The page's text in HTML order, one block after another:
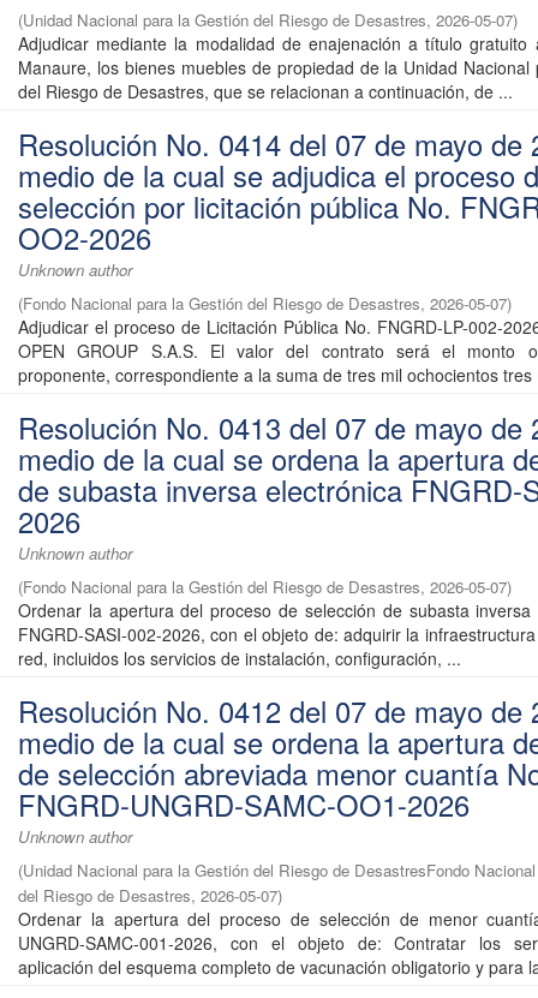
(Unidad Nacional para la Gestión del Riesgo de Desastres, 2026-05-07)
Adjudicar mediante la modalidad de enajenación a título gratuito
Manaure, los bienes muebles de propiedad de la Unidad Nacional
del Riesgo de Desastres, que se relacionan a continuación, de ...
Resolución No. 0414 del 07 de mayo de
medio de la cual se adjudica el proceso
selección por licitación pública No.
OO2-2026
Unknown author
(Fondo Nacional para la Gestión del Riesgo de Desastres, 2026-05-07)
Adjudicar el proceso de Licitación Pública No. FNGRD-LP-002-
OPEN GROUP S.A.S. El valor del contrato será el monto
proponente, correspondiente a la suma de tres mil ochocientos tres
Resolución No. 0413 del 07 de mayo de
medio de la cual se ordena la apertura
de subasta inversa electrónica FNGRD-
2026
Unknown author
(Fondo Nacional para la Gestión del Riesgo de Desastres, 2026-05-07)
Ordenar la apertura del proceso de selección de subasta inversa
FNGRD-SASI-002-2026, con el objeto de: adquirir la
red, incluidos los servicios de instalación, configuración, ...
Resolución No. 0412 del 07 de mayo de
medio de la cual se ordena la apertura
de selección abreviada menor cuantía
FNGRD-UNGRD-SAMC-OO1-2026
Unknown author
(Unidad Nacional para la Gestión del Riesgo de DesastresFondo
del Riesgo de Desastres, 2026-05-07)
Ordenar la apertura del proceso de selección de menor
UNGRD-SAMC-001-2026, con el objeto de: Contratar los
aplicación del esquema completo de vacunación obligatorio y para